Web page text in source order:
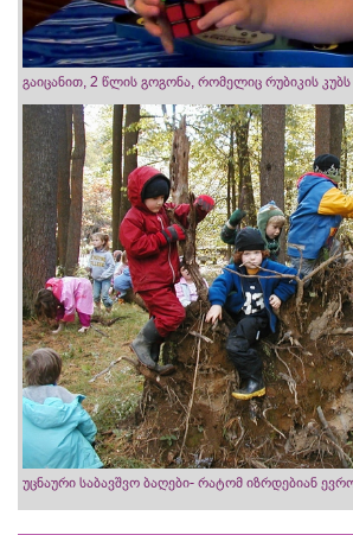
გაიცანით, 2 წლის გოგონა, რომელიც რუბიკის კუბს
უცნაური საბავშვო ბაღები- რატომ იზრდებიან